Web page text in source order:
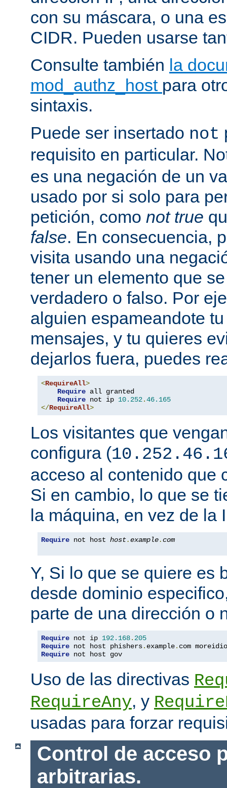
con su máscara, o una
CIDR. Pueden usarse
Consulte también la
mod_authz_host para
sintaxis.
Puede ser insertado not
requisito en particular.
es una negación de un
usado por si solo para
petición, como not true
false. En consecuencia,
visita usando una
tener un elemento que
verdadero o falso. Por
alguien espameandote
mensajes, y tu quieres
dejarlos fuera, puedes
<RequireAll>
Require all granted
Require not ip 10.252.46.165
</RequireAll>
Los visitantes que
configura (
acceso al contenido que
Si en cambio, lo que se
la máquina, en vez de la
Require not host host.example.com
Y, Si lo que se quiere es
desde dominio
parte de una dirección o
Require not ip 192.168. 205
Require not host phishers. example. com
Require not host gov
Uso de las directivas
RequireAny, y
usadas para forzar
Control de acceso
arbitrarias.